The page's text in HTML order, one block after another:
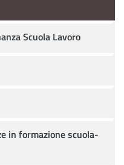
Scuola Lavoro
in formazione scuola-